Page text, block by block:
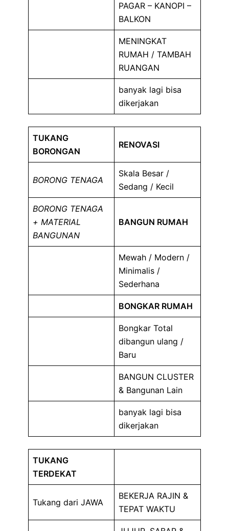
PAGAR – KANOPI –
BALKON
MENINGKAT
RUMAH / TAMBAH
RUANGAN
banyak lagi bisa
dikerjakan
TUKANG
BORONGAN
RENOVASI
BORONG TENAGA
Skala Besar /
Sedang / Kecil
BORONG TENAGA
+ MATERIAL
BANGUNAN
BANGUN RUMAH
Mewah / Modern /
Minimalis /
Sederhana
BONGKAR RUMAH
Bongkar Total
dibangun ulang /
Baru
BANGUN CLUSTER
& Bangunan Lain
banyak lagi bisa
dikerjakan
TUKANG
TERDEKAT
Tukang dari JAWA
BEKERJA RAJIN &
TEPAT WAKTU